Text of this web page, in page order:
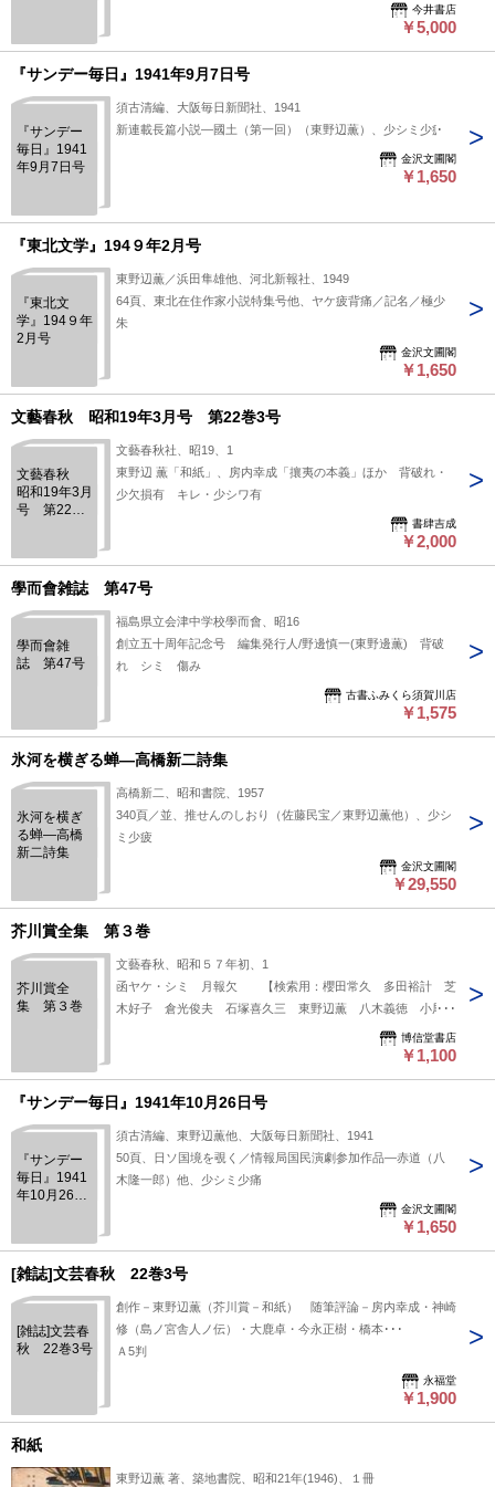
今井書店
￥5,000
『サンデー毎日』1941年9月7日号
『サンデー
毎日』1941
年9月7日号
須古清編、大阪毎日新聞社、1941
新連載長篇小説―國土（第一回）（東野辺薫）、少シミ少疲
金沢文圃閣
￥1,650
『東北文学』194９年2月号
『東北文
学』194９年
2月号
東野辺薫／浜田隼雄他、河北新報社、1949
64頁、東北在住作家小説特集号他、ヤケ疲背痛／記名／極少
朱
金沢文圃閣
￥1,650
文藝春秋 昭和19年3月号 第22巻3号
文藝春秋
昭和19年3月
号 第22巻3
文藝春秋社、昭19、1
東野辺 薫「和紙」、房内幸成「攘夷の本義」ほか 背破れ・
少欠損有 キレ・少シワ有
書肆吉成
￥2,000
學而會雑誌 第47号
學而會雑
誌 第47号
福島県立会津中学校學而會、昭16
創立五十周年記念号 編集発行人/野邊慎一(東野邊薫) 背破
れ シミ 傷み
古書ふみくら須賀川店
￥1,575
氷河を横ぎる蝉―高橋新二詩集
氷河を横ぎ
る蝉―高橋
新二詩集
高橋新二、昭和書院、1957
340頁／並、推せんのしおり（佐藤民宝／東野辺薫他）、少シ
ミ少疲
金沢文圃閣
￥29,550
芥川賞全集 第３巻
芥川賞全
集 第３巻
文藝春秋、昭和５７年初、1
函ヤケ・シミ 月報欠 【検索用：櫻田常久 多田裕計 芝
木好子 倉光俊夫 石塚喜久三 東野辺薫 八木義徳 小尾十
博信堂書店
￥1,100
『サンデー毎日』1941年10月26日号
『サンデー
毎日』1941
年10月26日
須古清編、東野辺薫他、大阪毎日新聞社、1941
50頁、日ソ国境を覗く／情報局国民演劇参加作品―赤道（八
木隆一郎）他、少シミ少痛
金沢文圃閣
￥1,650
[雑誌]文芸春秋 22巻3号
[雑誌]文芸春
秋 22巻3号
創作－東野辺薫（芥川賞－和紙） 随筆評論－房内幸成・神崎
修（島ノ宮舎人ノ伝）・大鹿卓・今永正樹・橋本･･･
Ａ5判
永福堂
￥1,900
和紙
東野辺薫 著、築地書院、昭和21年(1946)、１冊